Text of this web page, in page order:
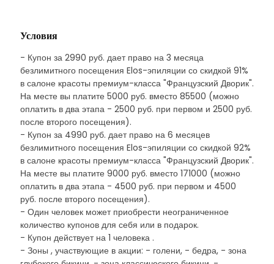
Условия
- Купон за 2990 руб. дает право на 3 месяца
безлимитного посещения Elos-эпиляции со скидкой 91%
в салоне красоты премиум-класса "Французский Дворик".
На месте вы платите 5000 руб. вместо 85500 (можно
оплатить в два этапа - 2500 руб. при первом и 2500 руб.
после второго посещения).
- Купон за 4990 руб. дает право на 6 месяцев
безлимитного посещения Elos-эпиляции со скидкой 92%
в салоне красоты премиум-класса "Французский Дворик".
На месте вы платите 9000 руб. вместо 171000 (можно
оплатить в два этапа - 4500 руб. при первом и 4500
руб. после второго посещения).
- Один человек может приобрести неограниченное
количество купонов для себя или в подарок.
- Купон действует на 1 человека .
- Зоны , участвующие в акции: - голени, - бедра, - зона